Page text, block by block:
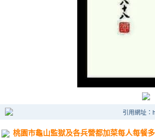
引用網址
桃園市龜山監獄及各兵營都加菜每人每餐